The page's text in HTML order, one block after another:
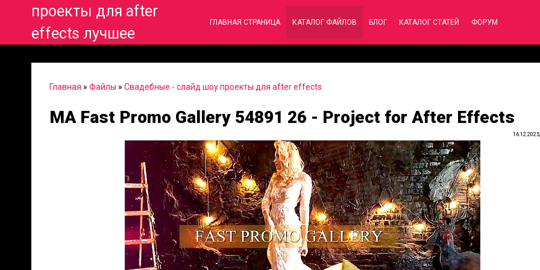
проекты для after
effects лучшее
ГЛАВНАЯ СТРАНИЦА КАТАЛОГ ФАЙЛОВ БЛОГ КАТАЛОГ СТАТЕЙ ФОРУМ
Главная » Файлы » Свадебные - слайд шоу проекты для after effects
MA Fast Promo Gallery 54891 26 - Project for After Effects